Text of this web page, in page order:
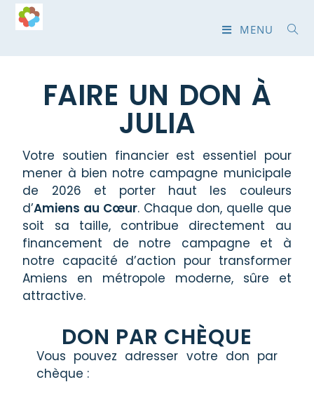
MENU
FAIRE UN DON À
JULIA
Votre soutien financier est essentiel pour
mener à bien notre campagne municipale
de 2026 et porter haut les couleurs
d’Amiens au Cœur. Chaque don, quelle que
soit sa taille, contribue directement au
financement de notre campagne et à
notre capacité d’action pour transformer
Amiens en métropole moderne, sûre et
attractive.
DON PAR CHÈQUE
Vous pouvez adresser votre don par
chèque :